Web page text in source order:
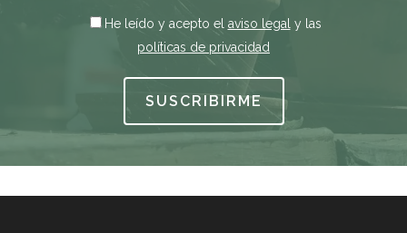
He leído y acepto el aviso legaly las
políticas de privacidad